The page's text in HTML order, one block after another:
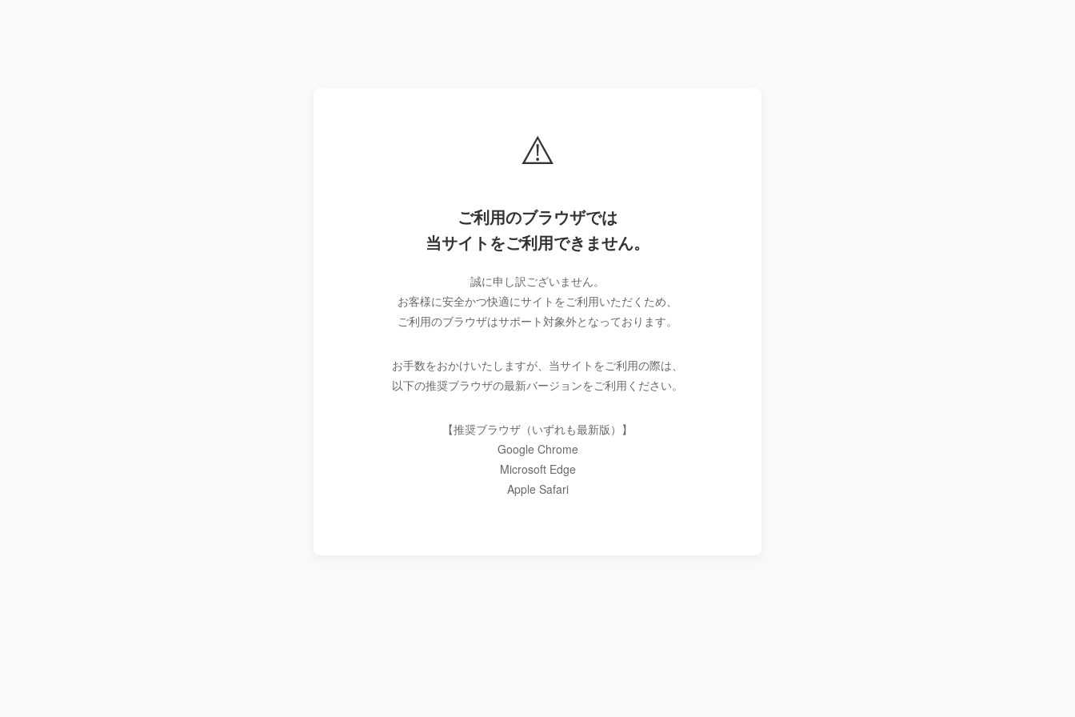
⚠️
ご利用のブラウザでは
当サイトをご利用できません。
誠に申し訳ございません。
お客様に安全かつ快適にサイトをご利用いただくため、
ご利用のブラウザはサポート対象外となっております。
お手数をおかけいたしますが、当サイトをご利用の際は、
以下の推奨ブラウザの最新バージョンをご利用ください。
【推奨ブラウザ（いずれも最新版）】
Google Chrome
Microsoft Edge
Apple Safari